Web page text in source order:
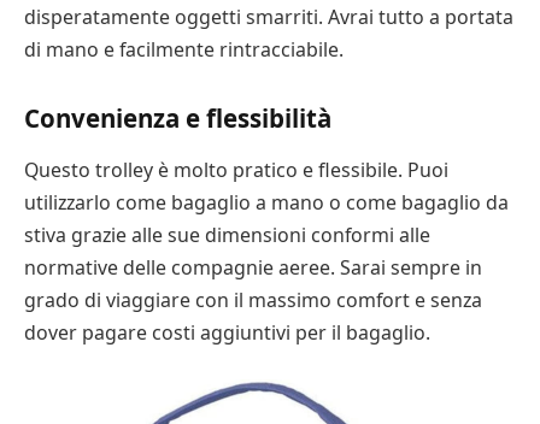
disperatamente oggetti smarriti. Avrai tutto a portata
di mano e facilmente rintracciabile.
Convenienza e flessibilità
Questo trolley è molto pratico e flessibile. Puoi
utilizzarlo come bagaglio a mano o come bagaglio da
stiva grazie alle sue dimensioni conformi alle
normative delle compagnie aeree. Sarai sempre in
grado di viaggiare con il massimo comfort e senza
dover pagare costi aggiuntivi per il bagaglio.